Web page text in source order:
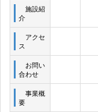
施設紹
介
アクセ
ス
お問い
合わせ
事業概
要